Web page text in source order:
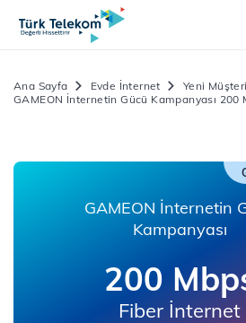
Ana Sayfa Evde İnternet
Yeni Müşteri
GAMEON İnternetin Gücü Kampanyası 200
GAMEON İnternetin
Kampanyası
200
Fiber İnternet